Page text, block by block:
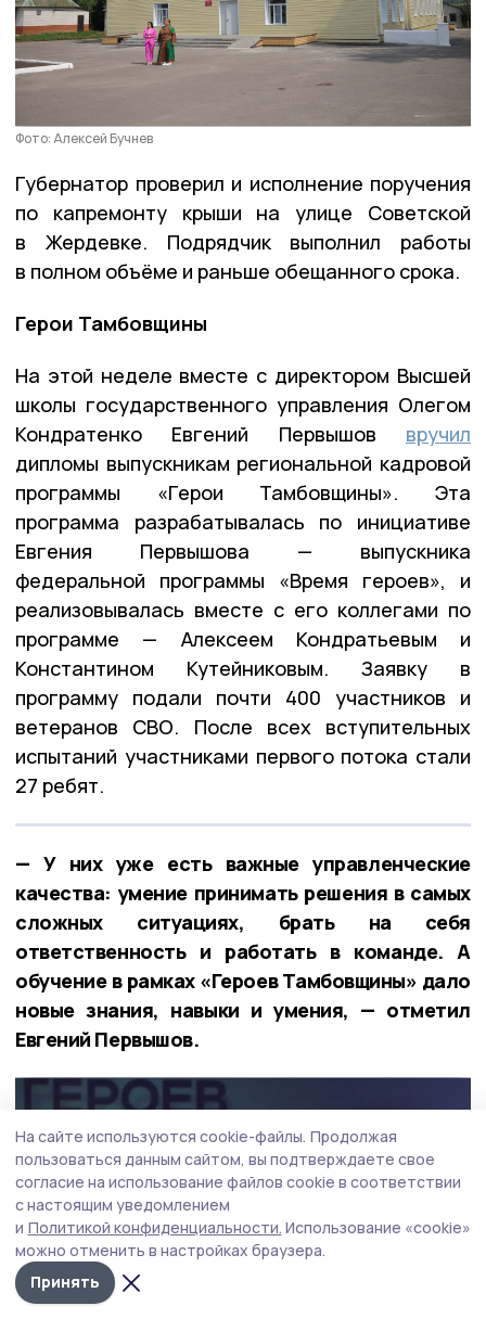
Фото: Алексей Бучнев
Губернатор проверил и исполнение поручения
по капремонту крыши на улице Советской
в Жердевке. Подрядчик выполнил работы
в полном объёме и раньше обещанного срока.
Герои Тамбовщины
На этой неделе вместе с директором Высшей
школы государственного управления Олегом
Кондратенко Евгений Первышов вручил
дипломы выпускникам региональной кадровой
программы «Герои Тамбовщины». Эта
программа разрабатывалась по инициативе
Евгения Первышова — выпускника
федеральной программы «Время героев», и
реализовывалась вместе с его коллегами по
программе — Алексеем Кондратьевым и
Константином Кутейниковым. Заявку в
программу подали почти 400 участников и
ветеранов СВО. После всех вступительных
испытаний участниками первого потока стали
27 ребят.
— У них уже есть важные управленческие
качества: умение принимать решения в самых
сложных ситуациях, брать на себя
ответственность и работать в команде. А
обучение в рамках «Героев Тамбовщины» дало
новые знания, навыки и умения, — отметил
Евгений Первышов.
На сайте используются cookie-файлы. Продолжая
пользоваться данным сайтом, вы подтверждаете свое
согласие на использование файлов cookie в соответствии
с настоящим уведомлением
и Политикой конфиденциальности. Использование «cookie»
можно отменить в настройках браузера.
Принять